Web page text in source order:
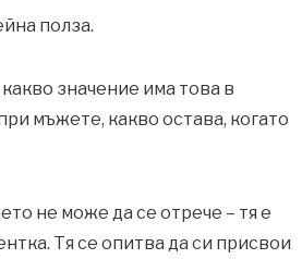
полза.
значение има това в
мъжете, какво остава, когато
не може да се отрече – тя е
Тя се опитва да си присвои